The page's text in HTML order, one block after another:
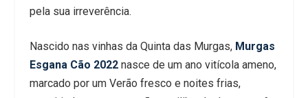
pela sua irreverência.
Nascido nas vinhas da Quinta das Murgas, Murgas
Esgana Cão 2022nasce de um ano vitícola ameno,
marcado por um Verão fresco e noites frias,